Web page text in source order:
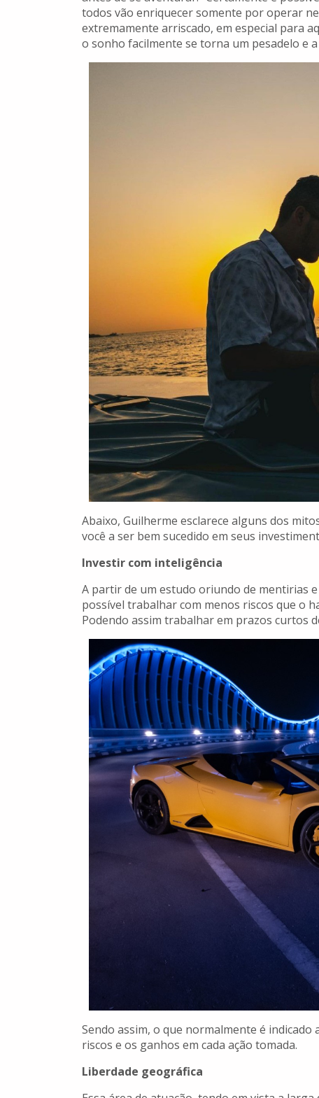
todos vão enriquecer somente por operar
extremamente arriscado, em especial para
o sonho facilmente se torna um pesadelo e
Abaixo, Guilherme esclarece alguns dos
você a ser bem sucedido em seus
Investir com inteligência
A partir de um estudo oriundo de mentirias
possível trabalhar com menos riscos que o
Podendo assim trabalhar em prazos curtos
Sendo assim, o que normalmente é
riscos e os ganhos em cada ação tomada.
Liberdade geográfica